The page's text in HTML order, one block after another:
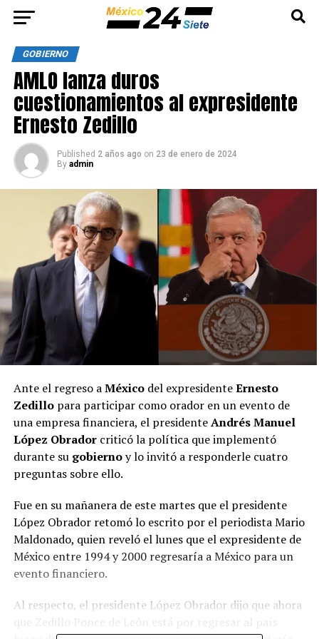
GOBIERNO
AMLO lanza duros
cuestionamientos al expresidente
Ernesto Zedillo
Published 2 años ago on 23 de enero de 2024
By admin
Ante el regreso aMéxico del expresidenteErnesto
Zedillopara participar como orador en un evento de
una empresa financiera, el presidenteAndrés Manuel
López Obrador criticó la política que implementó
durante su gobiernoy lo invitó a responderle cuatro
preguntas sobre ello.
Fue en su mañanera de este martes que el presidente
López Obrador retomó lo escrito por el periodista Mario
Maldonado, quien reveló el lunes que el expresidente de
México entre 1994 y 2000 regresaría a México para un
evento financiero.
Al respecto, el presidente López Obrador dijo que ahora